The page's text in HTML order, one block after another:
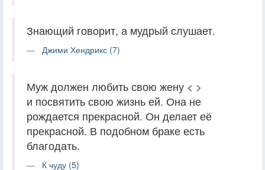
Знающий говорит, а мудрый слушает.
Джими Хендрикс (7)
Муж должен любить свою жену < >
и посвятить свою жизнь ей. Она не
рождается прекрасной. Он делает её
прекрасной. В подобном браке есть
благодать.
К чуду (5)